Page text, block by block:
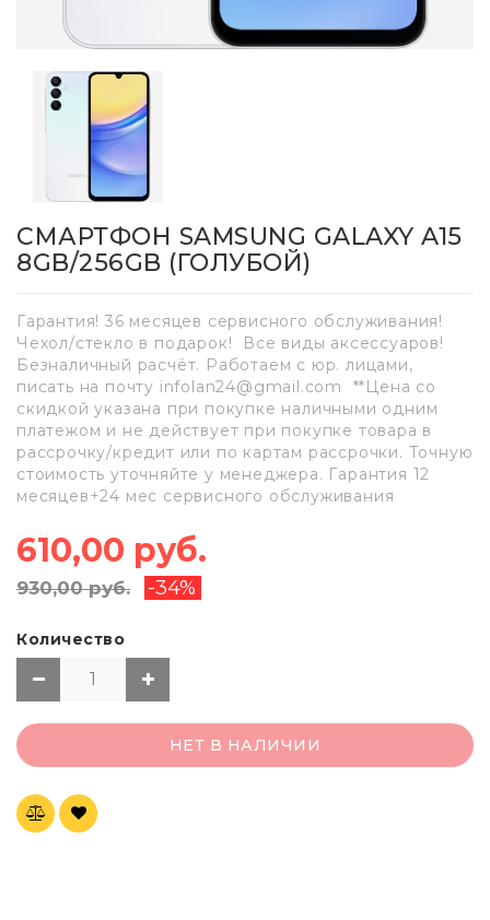
СМАРТФОН SAMSUNG GALAXY A15
8GB/256GB (ГОЛУБОЙ)
Гарантия! 36 месяцев сервисного обслуживания!
Чехол/стекло в подарок! Все виды аксессуаров!
Безналичный расчёт. Работаем с юр. лицами,
писать на почту infolan24@gmail.com **Цена со
скидкой указана при покупке наличными одним
платежом и не действует при покупке товара в
рассрочку/кредит или по картам рассрочки. Точную
стоимость уточняйте у менеджера. Гарантия 12
месяцев+24 мес сервисного обслуживания
610,00 руб.
930,00 руб. -34%
Количество
НЕТ В НАЛИЧИИ